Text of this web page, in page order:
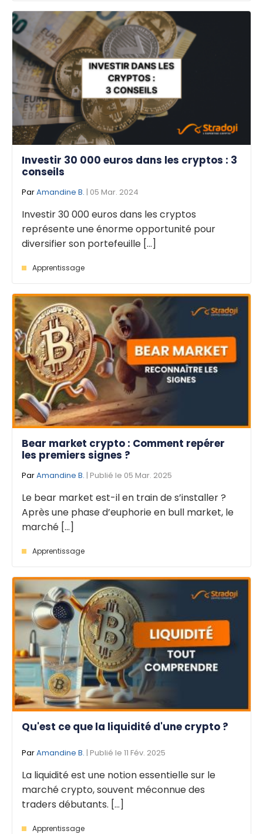
Investir 30 000 euros dans les cryptos : 3
conseils
ParAmandine B. | 05 Mar. 2024
Investir 30 000 euros dans les cryptos
représente une énorme opportunité pour
diversifier son portefeuille [...]
Apprentissage
Bear market crypto : Comment repérer
les premiers signes ?
ParAmandine B. | Publié le 05 Mar. 2025
Le bear market est-il en train de s’installer ?
Après une phase d’euphorie en bull market, le
marché [...]
Apprentissage
Qu'est ce que la liquidité d'une crypto ?
ParAmandine B. | Publié le 11 Fév. 2025
La liquidité est une notion essentielle sur le
marché crypto, souvent méconnue des
traders débutants. [...]
Apprentissage